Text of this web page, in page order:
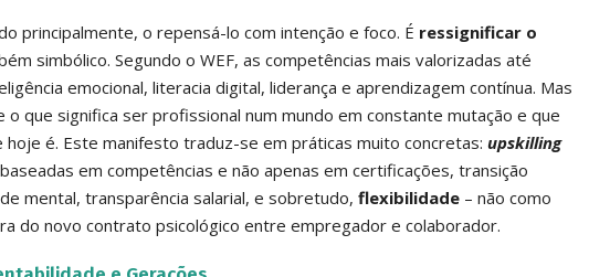
principalmente, o repensá-lo com intenção e foco. É ressignificar o
simbólico. Segundo o WEF, as competências mais valorizadas até
emocional, literacia digital, liderança e aprendizagem contínua. Mas
que significa ser profissional num mundo em constante mutação e que
é. Este manifesto traduz-se em práticas muito concretas: upskilling
em competências e não apenas em certificações, transição
mental, transparência salarial, e sobretudo, flexibilidade – não como
do novo contrato psicológico entre empregador e colaborador.